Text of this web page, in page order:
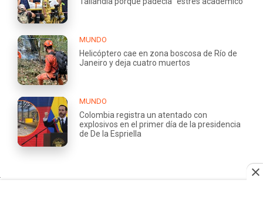
MUNDO
Helicóptero cae en zona boscosa de Río de
Janeiro y deja cuatro muertos
MUNDO
Colombia registra un atentado con
explosivos en el primer día de la presidencia
de De la Espriella